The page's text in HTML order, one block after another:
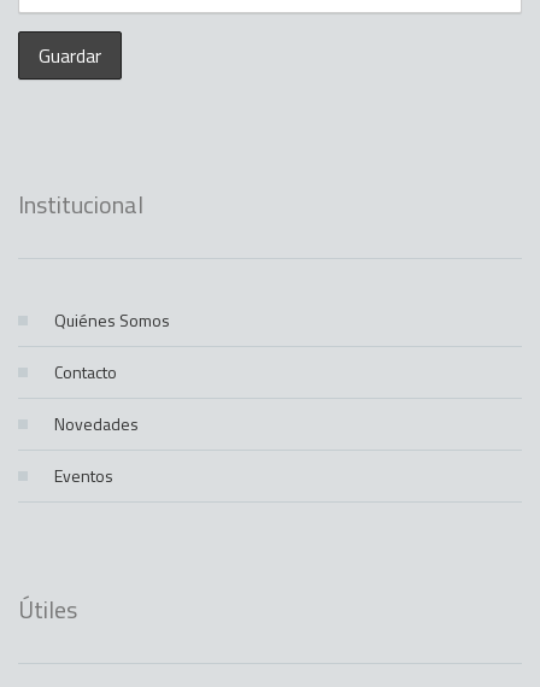
Institucional
Quiénes Somos
Contacto
Novedades
Eventos
Útiles